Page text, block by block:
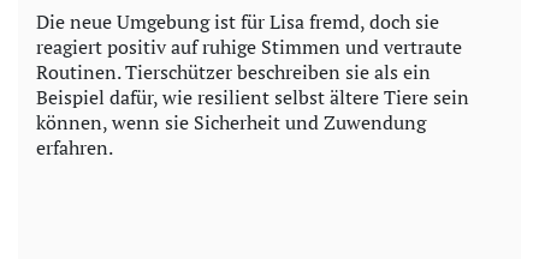
Die neue Umgebung ist für Lisa fremd, doch sie
reagiert positiv auf ruhige Stimmen und vertraute
Routinen. Tierschützer beschreiben sie als ein
Beispiel dafür, wie resilient selbst ältere Tiere sein
können, wenn sie Sicherheit und Zuwendung
erfahren.